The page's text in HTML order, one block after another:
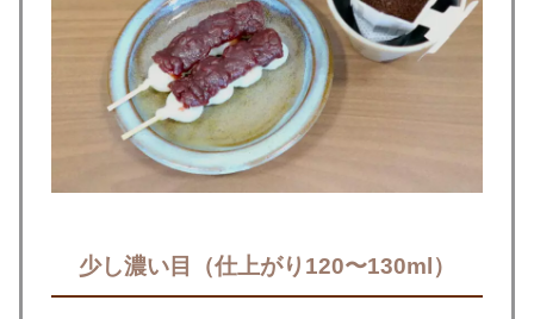
少し濃い目（仕上がり120〜130ml）